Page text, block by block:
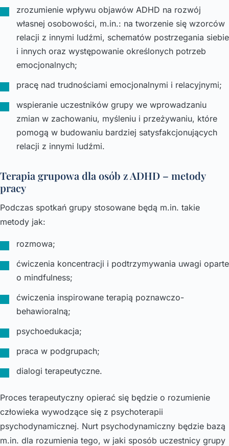
zrozumienie wpływu objawów ADHD na rozwój
własnej osobowości, m.in.: na tworzenie się wzorców
relacji z innymi ludźmi, schematów postrzegania siebie
i innych oraz występowanie określonych potrzeb
emocjonalnych;
pracę nad trudnościami emocjonalnymi i relacyjnymi;
wspieranie uczestników grupy we wprowadzaniu
zmian w zachowaniu, myśleniu i przeżywaniu, które
pomogą w budowaniu bardziej satysfakcjonujących
relacji z innymi ludźmi.
Terapia grupowa dla osób z ADHD – metody
pracy
Podczas spotkań grupy stosowane będą m.in. takie
metody jak:
rozmowa;
ćwiczenia koncentracji i podtrzymywania uwagi oparte
o mindfulness;
ćwiczenia inspirowane terapią poznawczo-
behawioralną;
psychoedukacja;
praca w podgrupach;
dialogi terapeutyczne.
Proces terapeutyczny opierać się będzie o rozumienie
człowieka wywodzące się z psychoterapii
psychodynamicznej. Nurt psychodynamiczny będzie bazą
m.in. dla rozumienia tego, w jaki sposób uczestnicy grupy